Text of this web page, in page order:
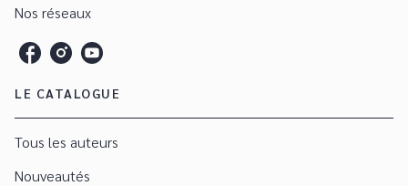
Nos réseaux
LE CATALOGUE
Tous les auteurs
Nouveautés